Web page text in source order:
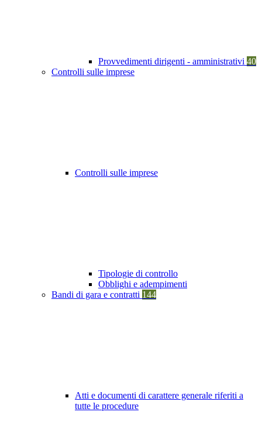
Provvedimenti dirigenti - amministrativi 40
Controlli sulle imprese
Controlli sulle imprese
Tipologie di controllo
Obblighi e adempimenti
Bandi di gara e contratti 144
Atti e documenti di carattere generale riferiti a
tutte le procedure